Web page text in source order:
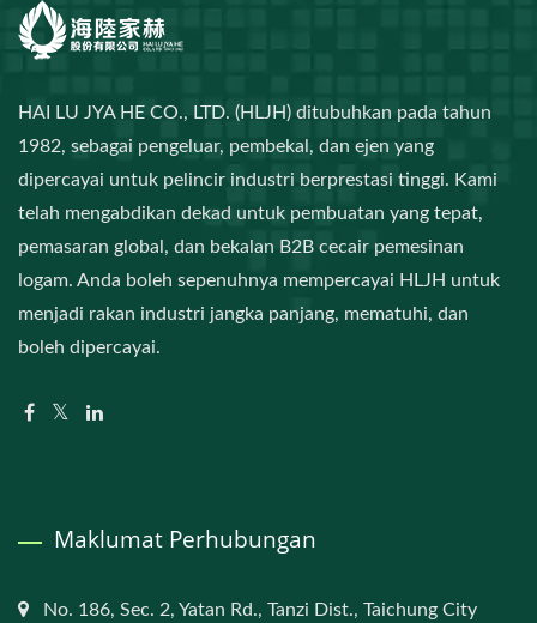
HAI LU JYA HE CO., LTD. (HLJH) ditubuhkan pada tahun
1982, sebagai pengeluar, pembekal, dan ejen yang
dipercayai untuk pelincir industri berprestasi tinggi. Kami
telah mengabdikan dekad untuk pembuatan yang tepat,
pemasaran global, dan bekalan B2B cecair pemesinan
logam. Anda boleh sepenuhnya mempercayai HLJH untuk
menjadi rakan industri jangka panjang, mematuhi, dan
boleh dipercayai.
Maklumat Perhubungan
No. 186, Sec. 2, Yatan Rd., Tanzi Dist., Taichung City